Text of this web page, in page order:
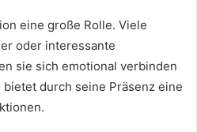
eine große Rolle. Viele
oder interessante
sie sich emotional verbinden
bietet durch seine Präsenz eine